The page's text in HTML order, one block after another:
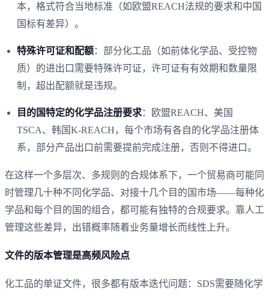
本，格式符合当地标准（如欧盟REACH法规的要求和中国
国标有差异）。
特殊许可证和配额：部分化工品（如前体化学品、受控物
质）的进出口需要特殊许可证，许可证有有效期和数量限
制，超出配额就是违规。
目的国特定的化学品注册要求：欧盟REACH、美国
TSCA、韩国K-REACH，每个市场有各自的化学品注册体
系，部分产品出口前需要提前完成注册，否则不得进口。
在这样一个多层次、多规则的合规体系下，一个贸易商可能同
时管理几十种不同化学品、对接十几个目的国市场——每种化
学品和每个目的国的组合，都可能有独特的合规要求。靠人工
管理这些差异，出错概率随着业务量增长而线性上升。
文件的版本管理是高频风险点
化工品的单证文件，很多都有版本迭代问题：SDS需要随化学